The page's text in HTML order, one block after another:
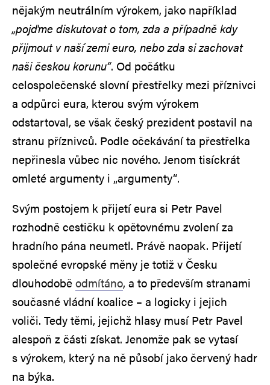
nějakým neutrálním výrokem, jako například
„pojďme diskutovat o tom, zda a případně kdy
přijmout v naší zemi euro, nebo zda si zachovat
naši českou korunu“. Od počátku
celospolečenské slovní přestřelky mezi příznivci
a odpůrci eura, kterou svým výrokem
odstartoval, se však český prezident postavil na
stranu příznivců. Podle očekávání ta přestřelka
nepřinesla vůbec nic nového. Jenom tisíckrát
omleté argumenty i „argumenty“.
Svým postojem k přijetí eura si Petr Pavel
rozhodně cestičku k opětovnému zvolení za
hradního pána neumetl. Právě naopak. Přijetí
společné evropské měny je totiž v Česku
dlouhodoběodmítáno, a to především stranami
současné vládní koalice – a logicky i jejich
voliči. Tedy těmi, jejichž hlasy musí Petr Pavel
alespoň z části získat. Jenomže pak se vytasí
s výrokem, který na ně působí jako červený hadr
na býka.